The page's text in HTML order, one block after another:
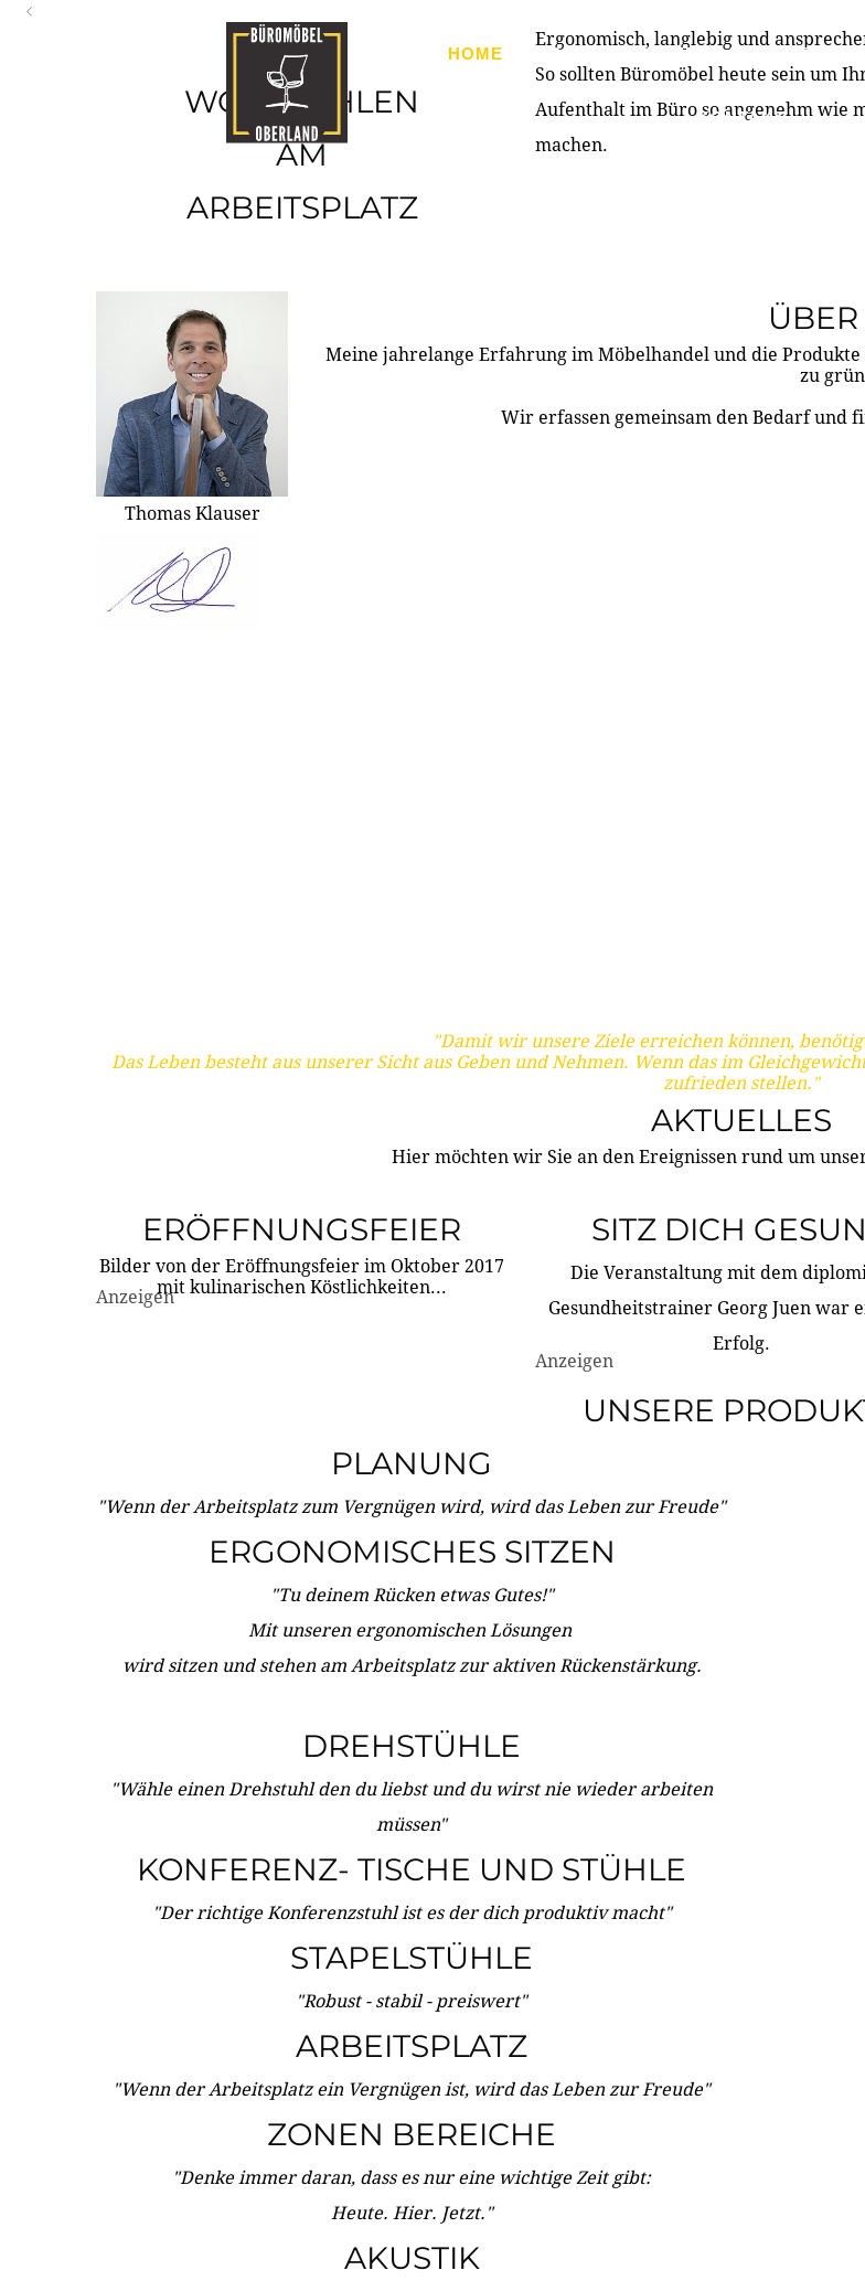
HOME PRODUKTE ÜBER UNS
KONTAKT
WOHLFÜHLEN
AM
ARBEITSPLATZ
Ergonomisch, langlebig und
So sollten Büromöbel heute sein um
Aufenthalt im Büro so angenehm wie
machen.
Thomas Klauser
Meine jahrelange Erfahrung im Möbelhandel und die
zu
Wir erfassen gemeinsam den Bedarf und
"Damit wir unsere Ziele erreichen können,
Das Leben besteht aus unserer Sicht aus Geben und Nehmen. Wenn das im
zufrieden stellen."
AKTUELLES
Hier möchten wir Sie an den Ereignissen rund um
ERÖFFNUNGSFEIER
Bilder von der Eröffnungsfeier im Oktober 2017
mit kulinarischen Köstlichkeiten...
Anzeigen
SITZ DICH
Die Veranstaltung mit dem
Gesundheitstrainer Georg Juen war
Erfolg.
Anzeigen
UNSERE
PLANUNG
"Wenn der Arbeitsplatz zum Vergnügen wird, wird das Leben zur Freude"
ERGONOMISCHES SITZEN
"Tu deinem Rücken etwas Gutes!"
Mit unseren ergonomischen Lösungen
wird sitzen und stehen am Arbeitsplatz zur aktiven Rückenstärkung.
DREHSTÜHLE
"Wähle einen Drehstuhl den du liebst und du wirst nie wieder arbeiten
müssen"
KONFERENZ- TISCHE UND STÜHLE
"Der richtige Konferenzstuhl ist es der dich produktiv macht"
STAPELSTÜHLE
"Robust - stabil - preiswert"
ARBEITSPLATZ
"Wenn der Arbeitsplatz ein Vergnügen ist, wird das Leben zur Freude"
ZONEN BEREICHE
"Denke immer daran, dass es nur eine wichtige Zeit gibt:
Heute. Hier. Jetzt."
AKUSTIK